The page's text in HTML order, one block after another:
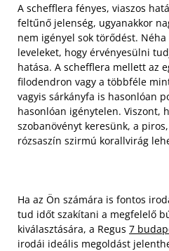
A schefflera fényes, viaszos
feltűnő jelenség, ugyanakkor
nem igényel sok törődést.
leveleket, hogy érvényesülni
hatása. A schefflera mellett az
filodendron vagy a többféle
vagyis sárkányfa is hasonlóan
hasonlóan igénytelen. Viszont,
szobanövényt keresünk, a
rózsaszín szirmú korallvirág
Ha az Ön számára is fontos
tud időt szakítani a megfelelő
kiválasztására, a Regus 7
irodái ideális megoldást